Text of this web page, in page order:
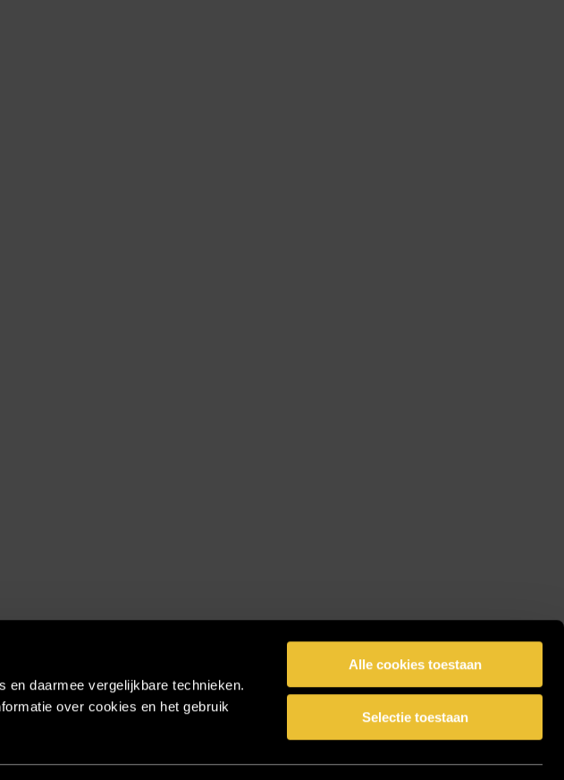
en daarmee vergelijkbare technieken.
over cookies en het gebruik
Alle cookies toestaan
Selectie toestaan
facebookpinterestlinkedininstagram